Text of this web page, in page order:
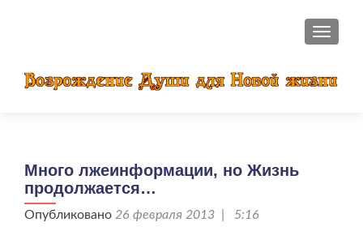
Много лжеинформации, но Жизнь
продолжается…
Опубликовано 26 февраля 2013 | 5:16